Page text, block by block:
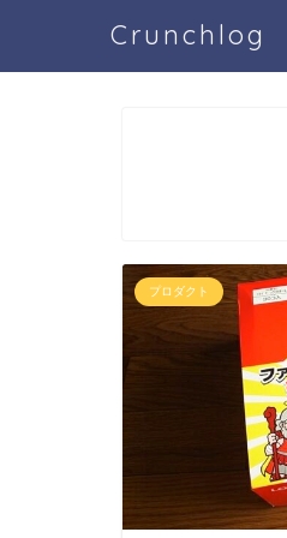
Crunchlog
プロダクト